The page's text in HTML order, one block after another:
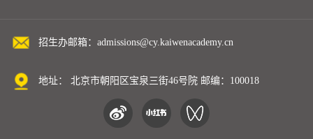
招生办邮箱：admissions@cy.kaiwenacademy.cn
地址： 北京市朝阳区宝泉三街46号院 邮编：100018